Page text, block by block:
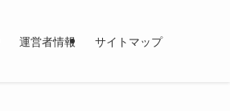
運営者情報 サイトマップ